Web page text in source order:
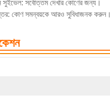
সুইভেল: সর্বোত্তম দেখার কোণের জন্য।
কোণ সমন্বয়কে আরও সুবিধাজনক করুন।